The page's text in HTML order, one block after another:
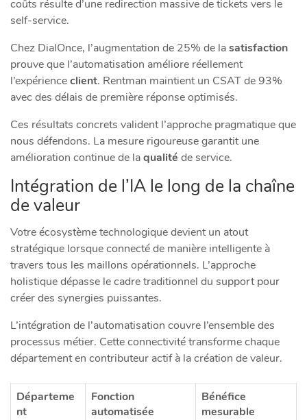
coûts résulte d’une redirection massive de tickets vers le
self-service.
Chez DialOnce, l’augmentation de 25% de lasatisfaction
prouve que l’automatisation améliore réellement
l’expérienceclient. Rentman maintient un CSAT de 93%
avec des délais de première réponse optimisés.
Ces résultats concrets valident l’approche pragmatique que
nous défendons. La mesure rigoureuse garantit une
amélioration continue de laqualité de service.
Intégration de l’IA le long de la chaîne
de valeur
Votre écosystème technologique devient un atout
stratégique lorsque connecté de manière intelligente à
travers tous les maillons opérationnels. L’approche
holistique dépasse le cadre traditionnel du support pour
créer des synergies puissantes.
L’intégration de l’automatisation couvre l’ensemble des
processus métier. Cette connectivité transforme chaque
département en contributeur actif à la création de valeur.
Départeme
nt
Fonction
automatisée
Bénéfice
mesurable